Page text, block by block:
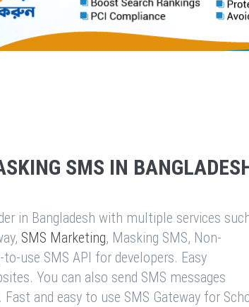
SMS IN
in Bangladesh with multiple services
SMS Marketing, Masking SMS, Non-
use SMS API for developers. Easy
You can also send SMS messages
and easy to use SMS Gateway for